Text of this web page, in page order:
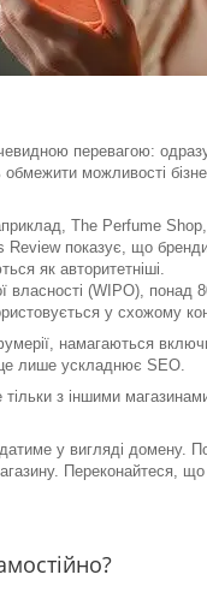
перевагою:
можливості
The Perfume
Review показує, що
як авторитетніші.
власності (WIPO), понад
у схожому
намагаються
лише ускладнює SEO.
з іншими
у вигляді домену.
Переконайтеся,